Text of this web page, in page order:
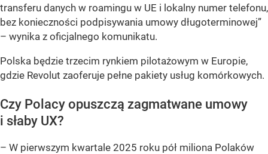
transferu danych w roamingu w UE i lokalny numer telefonu,
bez konieczności podpisywania umowy długoterminowej”
– wynika z oficjalnego komunikatu.
Polska będzie trzecim rynkiem pilotażowym w Europie,
gdzie Revolut zaoferuje pełne pakiety usług komórkowych.
Czy Polacy opuszczą zagmatwane umowy
i słaby UX?
– W pierwszym kwartale 2025 roku pół miliona Polaków